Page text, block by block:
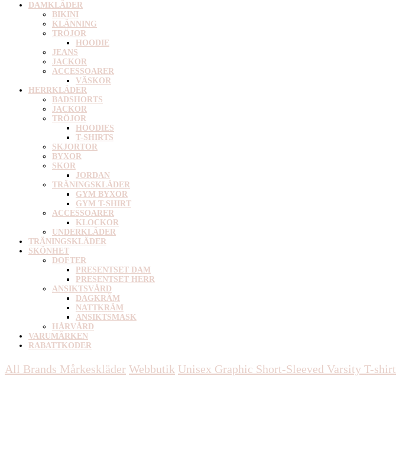
DAMKLÄDER
BIKINI
KLÄNNING
TRÖJOR
HOODIE
JEANS
JACKOR
ACCESSOARER
VÄSKOR
HERRKLÄDER
BADSHORTS
JACKOR
TRÖJOR
HOODIES
T-SHIRTS
SKJORTOR
BYXOR
SKOR
JORDAN
TRÄNINGSKLÄDER
GYM BYXOR
GYM T-SHIRT
ACCESSOARER
KLOCKOR
UNDERKLÄDER
TRÄNINGSKLÄDER
SKÖNHET
DOFTER
PRESENTSET DAM
PRESENTSET HERR
ANSIKTSVÅRD
DAGKRÄM
NATTKRÄM
ANSIKTSMASK
HÅRVÅRD
VARUMÄRKEN
RABATTKODER
All Brands Mårkeskläder Webbutik Unisex Graphic Short-Sleeved Varsity T-shirt